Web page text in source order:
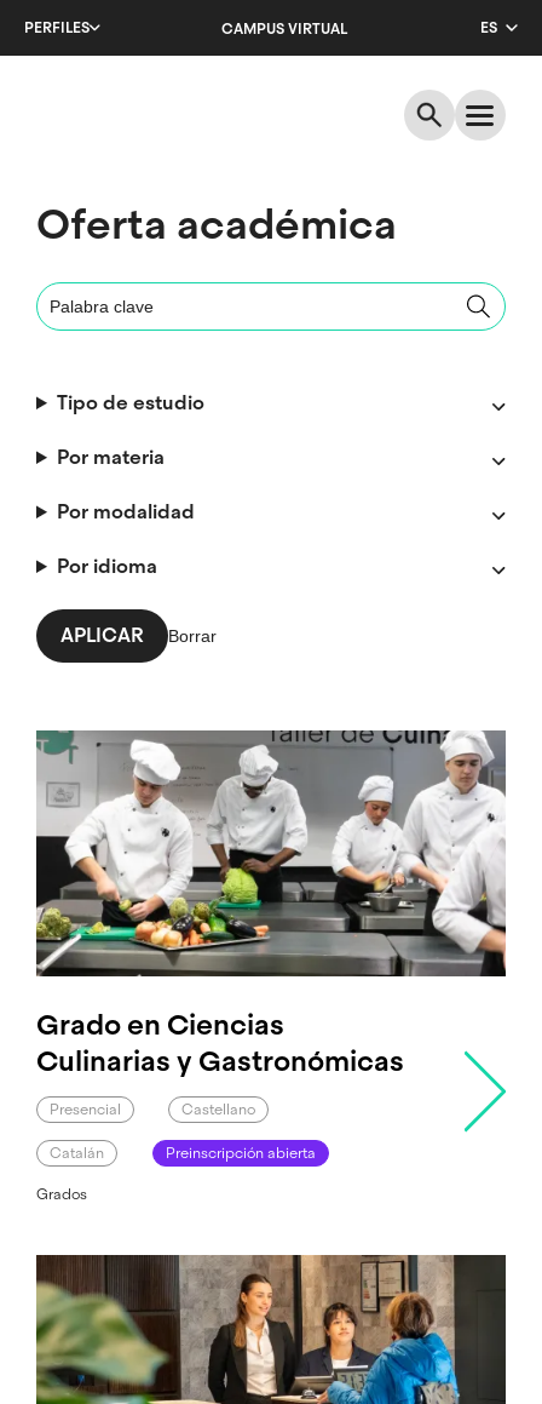
PERFILES CAMPUS VIRTUAL
ES
EN
Oferta académica
Tipo de estudio
Por materia
Por modalidad
Por idioma
Grado en Ciencias
Culinarias y Gastronómicas
Presencial Castellano
Catalán Preinscripción abierta
Grados